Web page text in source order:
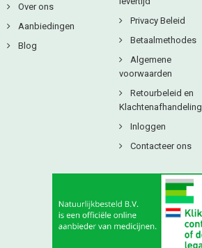
Over ons
Aanbiedingen
Blog
Privacy Beleid
Betaalmethodes
Algemene
voorwaarden
Retourbeleid en
Klachtenafhandeling
Inloggen
Contacteer ons